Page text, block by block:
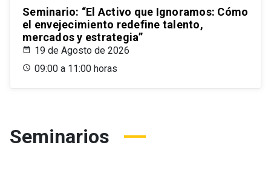
Seminario: “El Activo que Ignoramos: Cómo
el envejecimiento redefine talento,
mercados y estrategia”
19 de Agosto de 2026
09:00 a 11:00 horas
Seminarios